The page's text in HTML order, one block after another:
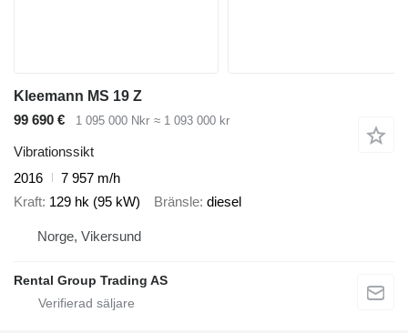
Kleemann MS 19 Z
99 690 €
1 095 000 Nkr ≈ 1 093 000 kr
Vibrationssikt
2016
7 957 m/h
Kraft 129 hk (95 kW) Bränsle diesel
Norge, Vikersund
Rental Group Trading AS